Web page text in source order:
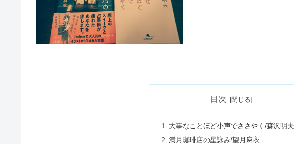
目次
大事なことほど小声でささやく/森沢明夫
満月珈琲店の星詠み/望月麻衣